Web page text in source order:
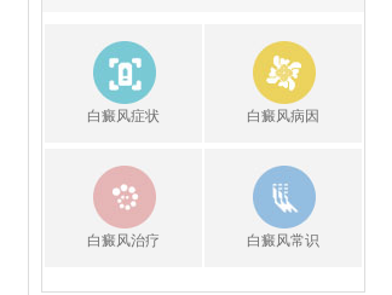
白癜风症状 白癜风病因
白癜风治疗 白癜风常识